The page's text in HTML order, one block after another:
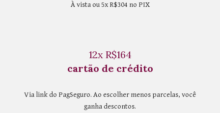
À vista ou 5x R$304 no PIX
12x R$164
cartão de crédito
Via link do PagSeguro. Ao escolher menos parcelas, você
ganha descontos.